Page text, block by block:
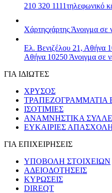
210 320 1111τηλεφωνικό
Χάρτηςχάρτης Άνοιγμα σε
Ελ. Βενιζέλου 21, Αθήνα
Αθήνα 10250 Άνοιγμα σε
ΓΙΑ ΙΔΙΩΤΕΣ
ΧΡΥΣΟΣ
ΤΡΑΠΕΖΟΓΡΑΜΜΑΤΙΑ
ΙΣΟΤΙΜΙΕΣ
ΑΝΑΜΝΗΣΤΙΚΑ
ΕΥΚΑΙΡΙΕΣ
ΓΙΑ ΕΠΙΧΕΙΡΗΣΕΙΣ
ΥΠΟΒΟΛΗ ΣΤΟΙΧΕΙΩΝ
ΑΔΕΙΟΔΟΤΗΣΕΙΣ
ΚΥΡΩΣΕΙΣ
DIREQT